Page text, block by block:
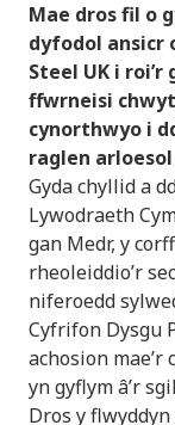
Mae dros fil o
dyfodol ansicr
Steel UK i
ffwrneisi
cynorthwyo i
raglen
Gyda chyllid a
Lywodraeth
gan Medr, y
rheoleiddio’r
niferoedd
Cyfrifon Dysgu
achosion
yn gyflym â’r
Dros y